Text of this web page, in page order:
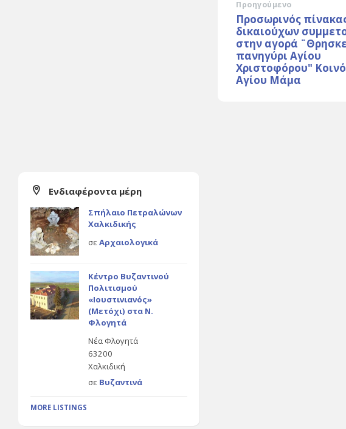
Προηγούμενο
Προσωρινός
δικαιούχων
στην αγορά
πανηγύρι Αγίου
Χριστοφόρου"
Αγίου Μάμα
Ενδιαφέροντα μέρη
Σπήλαιο Πετραλώνων
Χαλκιδικής
σε Αρχαιολογικά
Κέντρο Βυζαντινού
Πολιτισμού
«Ιουστινιανός»
(Μετόχι) στα Ν.
Φλογητά
Νέα Φλογητά
63200
Χαλκιδική
σε Βυζαντινά
MORE LISTINGS